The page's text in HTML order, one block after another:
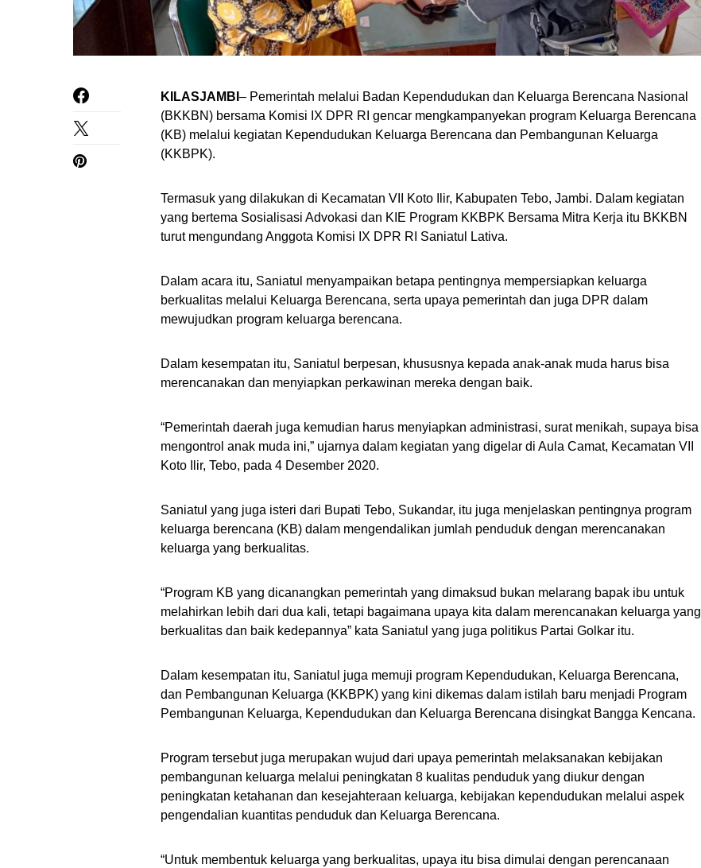
KILASJAMBI – Pemerintah melalui Badan Kependudukan dan Keluarga Berencana Nasional
(BKKBN) bersama Komisi IX DPR RI gencar mengkampanyekan program Keluarga Berencana
(KB) melalui kegiatan Kependudukan Keluarga Berencana dan Pembangunan Keluarga
(KKBPK).
Termasuk yang dilakukan di Kecamatan VII Koto Ilir, Kabupaten Tebo, Jambi. Dalam kegiatan
yang bertema Sosialisasi Advokasi dan KIE Program KKBPK Bersama Mitra Kerja itu BKKBN
turut mengundang Anggota Komisi IX DPR RI Saniatul Lativa.
Dalam acara itu, Saniatul menyampaikan betapa pentingnya mempersiapkan keluarga
berkualitas melalui Keluarga Berencana, serta upaya pemerintah dan juga DPR dalam
mewujudkan program keluarga berencana.
Dalam kesempatan itu, Saniatul berpesan, khususnya kepada anak-anak muda harus bisa
merencanakan dan menyiapkan perkawinan mereka dengan baik.
“Pemerintah daerah juga kemudian harus menyiapkan administrasi, surat menikah, supaya bisa
mengontrol anak muda ini,” ujarnya dalam kegiatan yang digelar di Aula Camat, Kecamatan VII
Koto Ilir, Tebo, pada 4 Desember 2020.
Saniatul yang juga isteri dari Bupati Tebo, Sukandar, itu juga menjelaskan pentingnya program
keluarga berencana (KB) dalam mengendalikan jumlah penduduk dengan merencanakan
keluarga yang berkualitas.
“Program KB yang dicanangkan pemerintah yang dimaksud bukan melarang bapak ibu untuk
melahirkan lebih dari dua kali, tetapi bagaimana upaya kita dalam merencanakan keluarga yang
berkualitas dan baik kedepannya” kata Saniatul yang juga politikus Partai Golkar itu.
Dalam kesempatan itu, Saniatul juga memuji program Kependudukan, Keluarga Berencana,
dan Pembangunan Keluarga (KKBPK) yang kini dikemas dalam istilah baru menjadi Program
Pembangunan Keluarga, Kependudukan dan Keluarga Berencana disingkat Bangga Kencana.
Program tersebut juga merupakan wujud dari upaya pemerintah melaksanakan kebijakan
pembangunan keluarga melalui peningkatan 8 kualitas penduduk yang diukur dengan
peningkatan ketahanan dan kesejahteraan keluarga, kebijakan kependudukan melalui aspek
pengendalian kuantitas penduduk dan Keluarga Berencana.
“Untuk membentuk keluarga yang berkualitas, upaya itu bisa dimulai dengan perencanaan